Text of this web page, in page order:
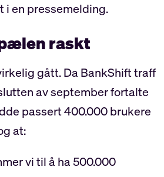
i en pressemelding.
raskt
gått. Da BankShift traff
av september fortalte
passert 400.000 brukere
at:
vi til å ha 500.000